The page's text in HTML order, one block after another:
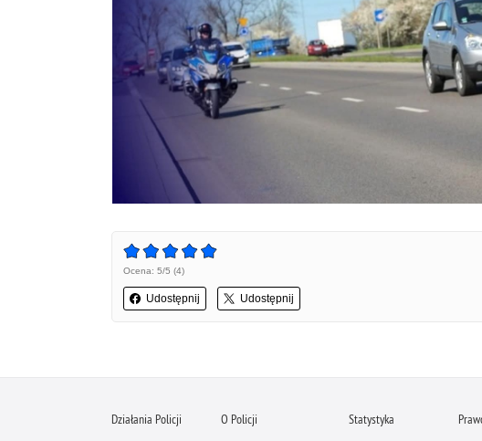
Ocena: 5/5 (4)
Udostępnij Udostępnij
Działania Policji O Policji Statystyka